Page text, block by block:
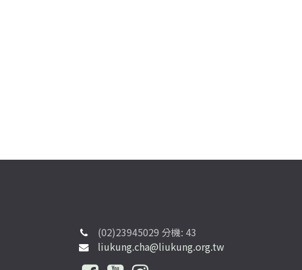
(02)23945029 分機: 43
liukung.cha@liukung.org.tw